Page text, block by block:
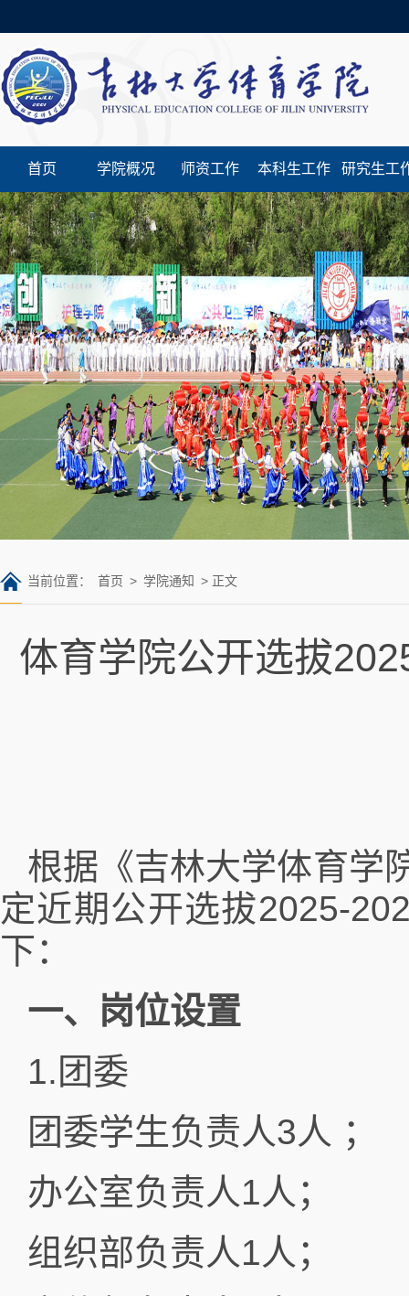
首页 学院概况 师资工作 本科生工作 研究生工
当前位置： 首页 > 学院通知 > 正文
体育学院公开选拔
根据《吉林大学体育学
定近期公开选拔2025-
下：
一、岗位设置
1.团委
团委学生负责人3人 ；
办公室负责人1人；
组织部负责人1人；